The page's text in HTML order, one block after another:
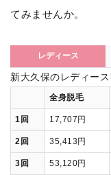
てみませんか。
レディース
新大久保のレディー
全身脱毛
1回 17,707円
2回 35,413円
3回 53,120円